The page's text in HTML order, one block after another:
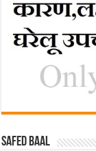
Safed baal